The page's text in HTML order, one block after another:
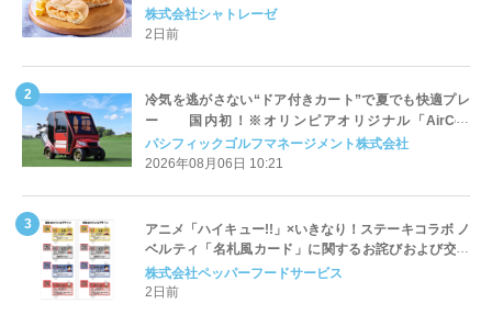
株式会社シャトレーゼ
2日前
冷気を逃がさない“ドア付きカート”で夏でも快適プレ
ー 国内初！※オリンピアオリジナル「AirCon
Cart（エアコンカート）」導入 | ＰＧＭ
パシフィックゴルフマネージメント株式会社
2026年08月06日 10:21
アニメ「ハイキュー!!」×いきなり！ステーキコラボ ノ
ベルティ「名札風カード」に関するお詫びおよび交換
対応についてのご案内
株式会社ペッパーフードサービス
2日前